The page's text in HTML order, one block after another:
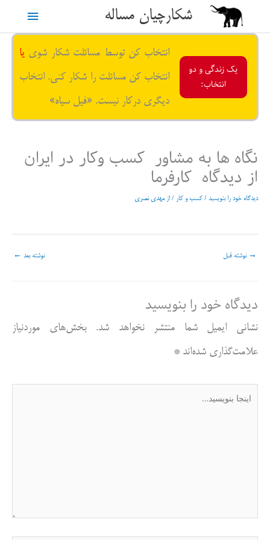
محتوا
شکارچیان مساله
فهرست
یک زندگی و دو
انتخاب:
انتخاب کن توسط مسائلت شکار شوی یا
انتخاب کن مسائلت را شکار کنی. انتخاب
دیگری درکار نیست. «فیل سیاه»
نگاه ها به مشاور کسب وکار در ایران
از دیدگاه کارفرما
دیدگاه‌ خود را بنویسید / کسب و کار / از مهدی نصری
→ نوشته قبل نوشته بعد ←
دیدگاه‌ خود را بنویسید
نشانی ایمیل شما منتشر نخواهد شد.
بخش‌های موردنیاز
علامت‌گذاری شده‌اند*